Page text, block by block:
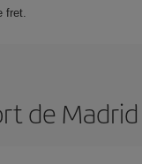
fret.
de Madrid